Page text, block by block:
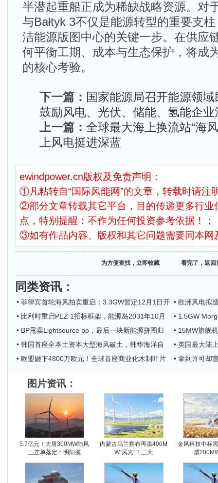
半潜起重船正成为稀缺战略资源。对
与Bałtyk 3不仅是能源转型的重要支
洁能源版图中心的关键一步。在供应
何平衡工期、成本与生态保护，将成
的核心考验。
下一篇： 国家能源局召开能源领
鼓励风电、光伏、储能、氢能企
上一篇： 全球最大海上换流站“海
上风电挺进深蓝
ewindpower.cn版权及免责声明：
①凡粘转自“国际风能网”的文章，转载时请注
②部分文章转载其它平台，目的传递更多行业
点，特别提醒：不作为任何投资参考依据！；
③如有作品内容、版权和其它问题需要同本网
为方便查找，立即收藏 看完了，返回
同类资讯 ：
• 菲律宾首轮海风拍卖重启：3.3GW暂定12月1日开 • 欧洲风电拟
• 比利时重启PEZ 1招标框架，能源岛2031年10月
• 1.5GW
• BP甩卖Lightsource bp，最后一块新能源拼图归
• 15MW旗舰
• 韩国首座全本土资本大型海风破土，韩华海洋自
• 英国最大陆
• 欧盟砸下4800万欧元！全球首座商业化木制叶片
• 拿到许可却
图片资讯：
5.7亿元！大唐300MW陆风
三连单落定：明阳揽
内蒙古乌兰察布再添400M
W“风光”！三大
金风科技中标
威